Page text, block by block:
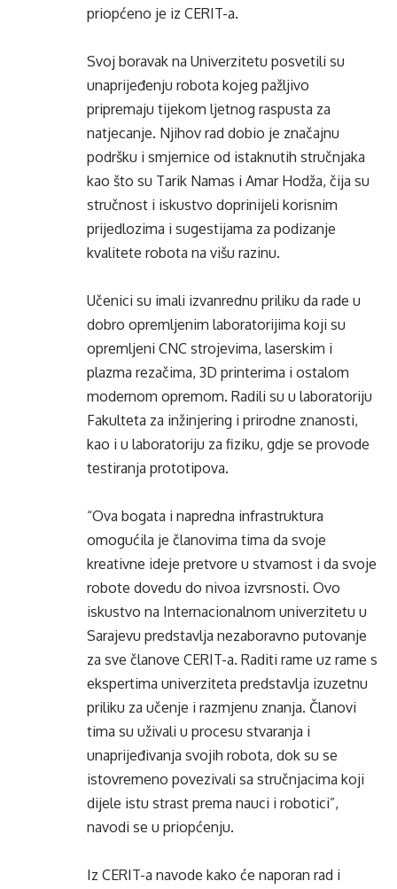
priopćeno je iz CERIT-a.
Svoj boravak na Univerzitetu posvetili su
unaprijeđenju robota kojeg pažljivo
pripremaju tijekom ljetnog raspusta za
natjecanje. Njihov rad dobio je značajnu
podršku i smjernice od istaknutih stručnjaka
kao što su Tarik Namas i Amar Hodža, čija su
stručnost i iskustvo doprinijeli korisnim
prijedlozima i sugestijama za podizanje
kvalitete robota na višu razinu.
Učenici su imali izvanrednu priliku da rade u
dobro opremljenim laboratorijima koji su
opremljeni CNC strojevima, laserskim i
plazma rezačima, 3D printerima i ostalom
modernom opremom. Radili su u laboratoriju
Fakulteta za inžinjering i prirodne znanosti,
kao i u laboratoriju za fiziku, gdje se provode
testiranja prototipova.
“Ova bogata i napredna infrastruktura
omogućila je članovima tima da svoje
kreativne ideje pretvore u stvarnost i da svoje
robote dovedu do nivoa izvrsnosti. Ovo
iskustvo na Internacionalnom univerzitetu u
Sarajevu predstavlja nezaboravno putovanje
za sve članove CERIT-a. Raditi rame uz rame s
ekspertima univerziteta predstavlja izuzetnu
priliku za učenje i razmjenu znanja. Članovi
tima su uživali u procesu stvaranja i
unaprijeđivanja svojih robota, dok su se
istovremeno povezivali sa stručnjacima koji
dijele istu strast prema nauci i robotici”,
navodi se u priopćenju.
Iz CERIT-a navode kako će naporan rad i